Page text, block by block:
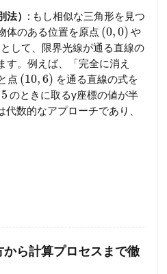
） : もし相似な三角形を見つ
体のある位置を原点 (0,0) や
して、限界光線が通る直線の
す。例えば、「完全に消え
点 (10,6) を通る直線の式を
5 のときに取るy座標の値が半
代数的なアプローチであり、
から計算プロセスまで徹